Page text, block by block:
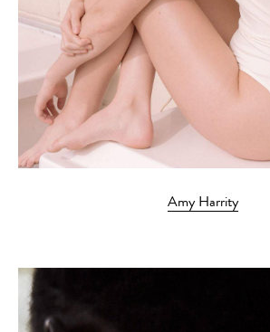
Amy Harrity